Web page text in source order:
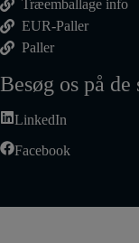
Træemballage info
EUR-Paller
Paller
Besøg os på
LinkedIn
Facebook